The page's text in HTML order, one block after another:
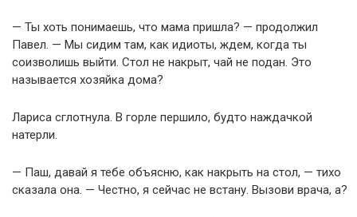
— Ты хоть понимаешь, что мама пришла? — продолжил
Павел. — Мы сидим там, как идиоты, ждем, когда ты
соизволишь выйти. Стол не накрыт, чай не подан. Это
называется хозяйка дома?
Лариса сглотнула. В горле першило, будто наждачкой
натерли.
— Паш, давай я тебе объясню, как накрыть на стол, — тихо
сказала она. — Честно, я сейчас не встану. Вызови врача, а?